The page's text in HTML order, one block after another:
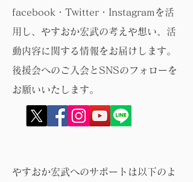
facebook・Twitter・Instagramを活
用し、やすおか宏武の考えや想い、活
動内容に関する情報をお届けします。
後援会へのご入会とSNSのフォローを
お願いいたします。
やすおか宏武へのサポートは以下のよ